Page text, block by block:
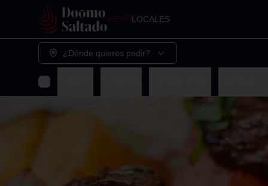
MENÚLOCALES
¿Dónde quieres pedir?